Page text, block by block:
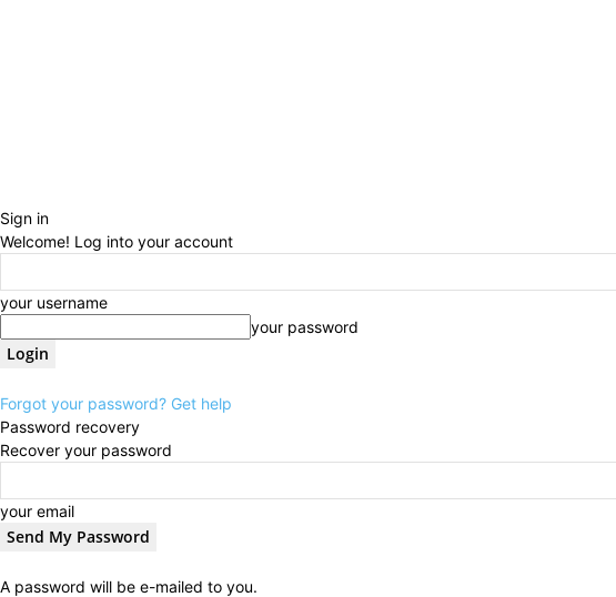
Sign in
Welcome! Log into your account
your username
your password
Forgot your password? Get help
Password recovery
Recover your password
your email
A password will be e-mailed to you.